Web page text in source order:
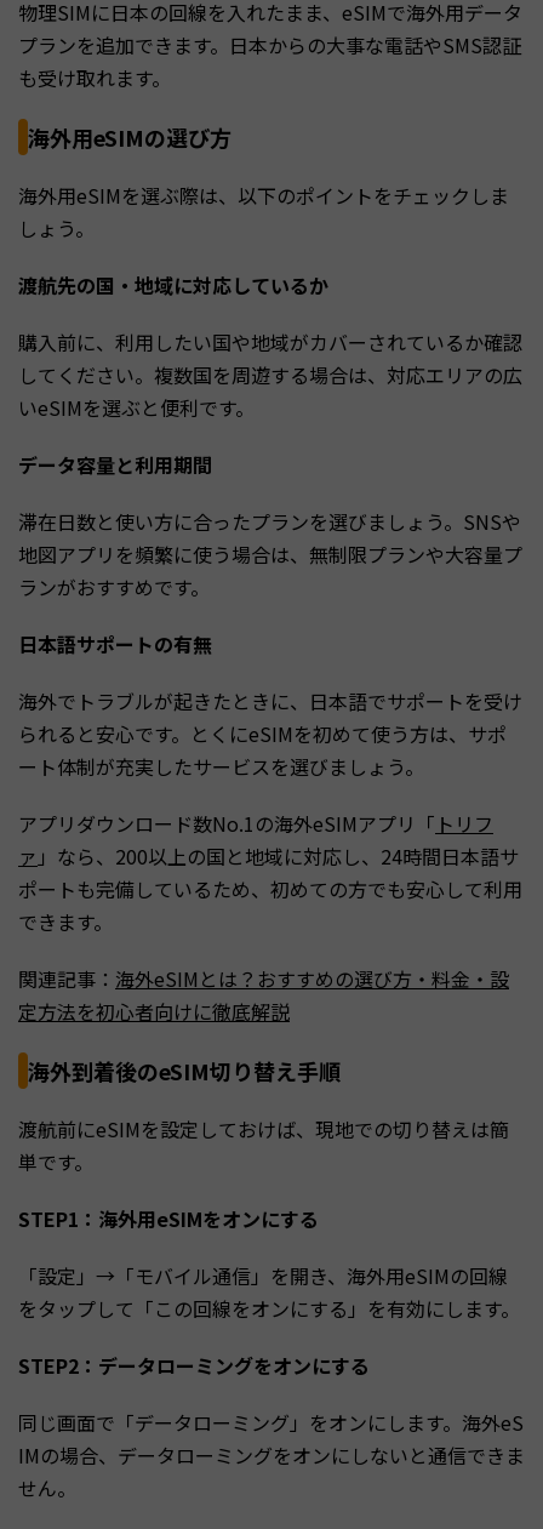
物理SIMに日本の回線を入れたまま、eSIMで海外用データ
プランを追加できます。日本からの大事な電話やSMS認証
も受け取れます。
海外用eSIMの選び方
海外用eSIMを選ぶ際は、以下のポイントをチェックしま
しょう。
渡航先の国・地域に対応しているか
購入前に、利用したい国や地域がカバーされているか確認
してください。複数国を周遊する場合は、対応エリアの広
いeSIMを選ぶと便利です。
データ容量と利用期間
滞在日数と使い方に合ったプランを選びましょう。SNSや
地図アプリを頻繁に使う場合は、無制限プランや大容量プ
ランがおすすめです。
日本語サポートの有無
海外でトラブルが起きたときに、日本語でサポートを受け
られると安心です。とくにeSIMを初めて使う方は、サポ
ート体制が充実したサービスを選びましょう。
アプリダウンロード数No.1の海外eSIMアプリ「 トリフ
ァ 」なら、200以上の国と地域に対応し、24時間日本語サ
ポートも完備しているため、初めての方でも安心して利用
できます。
関連記事： 海外eSIMとは？おすすめの選び方・料金・設
定方法を初心者向けに徹底解説
海外到着後のeSIM切り替え手順
渡航前にeSIMを設定しておけば、現地での切り替えは簡
単です。
STEP1：海外用eSIMをオンにする
「設定」→「モバイル通信」を開き、海外用eSIMの回線
をタップして「この回線をオンにする」を有効にします。
STEP2：データローミングをオンにする
同じ画面で「データローミング」をオンにします。海外eS
IMの場合、データローミングをオンにしないと通信できま
せん。